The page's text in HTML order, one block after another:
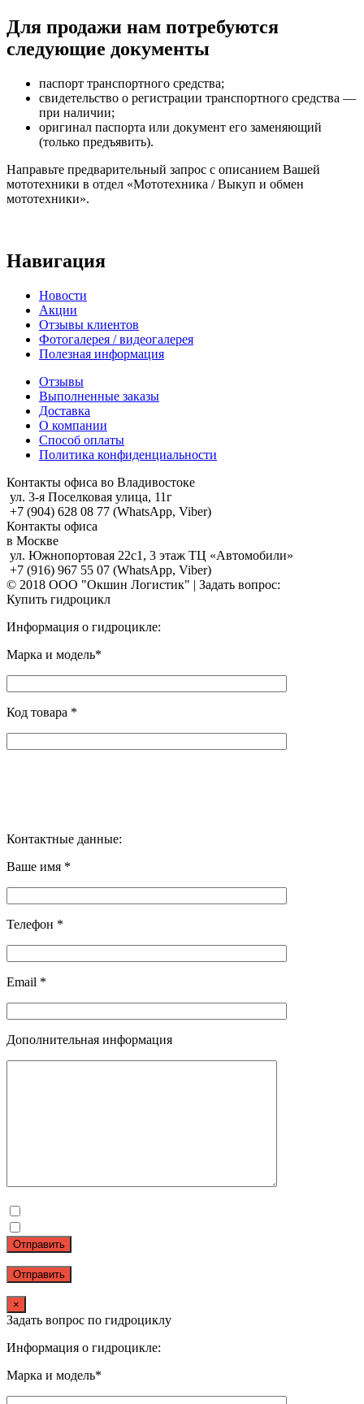
Для продажи нам потребуются
следующие документы
паспорт транспортного средства;
свидетельство о регистрации транспортного средства —
при наличии;
оригинал паспорта или документ его заменяющий
(только предъявить).
Направьте предварительный запрос с описанием Вашей
мототехники в отдел «Мототехника / Выкуп и обмен
мототехники».
Навигация
Новости
Акции
Отзывы клиентов
Фотогалерея / видеогалерея
Полезная информация
Отзывы
Выполненные заказы
Доставка
О компании
Способ оплаты
Политика конфиденциальности
Контакты офиса во Владивостоке
ул. 3-я Поселковая улица, 11г
+7 (904) 628 08 77 (WhatsApp, Viber)
Контакты офиса
в Москве
ул. Южнопортовая 22с1, 3 этаж ТЦ «Автомобили»
+7 (916) 967 55 07 (WhatsApp, Viber)
© 2018 ООО "Окшин Логистик" | Задать вопрос:
Купить гидроцикл
Информация о гидроцикле:
Марка и модель*
Код товара *
Контактные данные:
Ваше имя *
Телефон *
Email *
Дополнительная информация
Отправить
×
Задать вопрос по гидроциклу
Информация о гидроцикле:
Марка и модель*